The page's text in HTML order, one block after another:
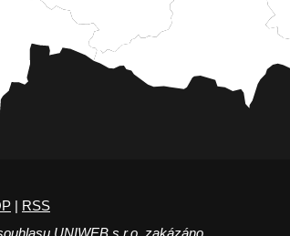
| RSS
UNIWEB s.r.o. zakázáno.